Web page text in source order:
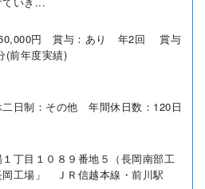
円 賞与：あり 年2回 賞与
(前年度実績)
日制：その他 年間休日数：120日
丁目１０８９番地５（長岡南部工
場」 ＪＲ信越本線・前川駅